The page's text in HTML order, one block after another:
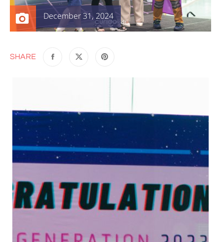
December 31, 2024
SHARE